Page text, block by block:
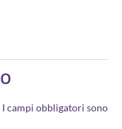
I campi obbligatori sono